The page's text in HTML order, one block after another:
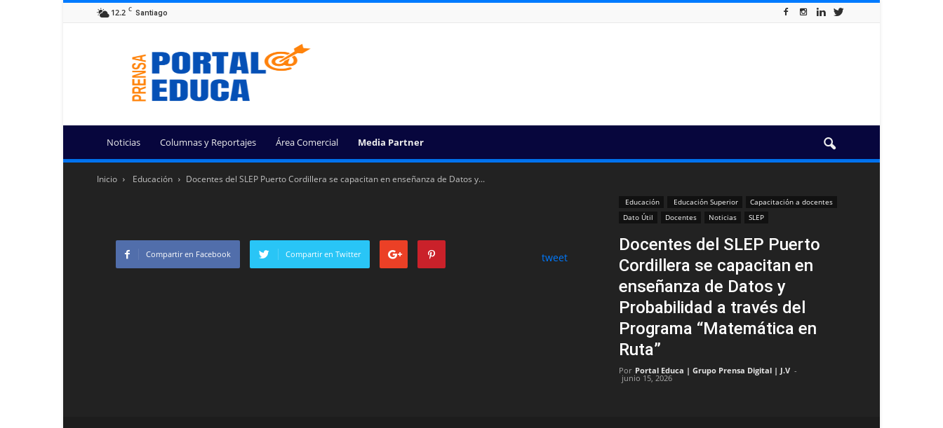
12.2 C Santiago
Portal
Educa
Noticias Columnas y Reportajes Área Comercial Media Partner
Inicio Educación Docentes del SLEP Puerto Cordillera se capacitan en enseñanza de Datos y...
Educación Educación Superior
Capacitación a docentes
Dato Útil
Docentes Noticias SLEP
Docentes del SLEP Puerto
Cordillera se capacitan en
enseñanza de Datos y
Probabilidad a través del
Programa “Matemática en
Ruta”
Por Portal Educa | Grupo Prensa Digital | J.V -
junio 15, 2026
Compartir en Facebook Compartir en Twitter tweet